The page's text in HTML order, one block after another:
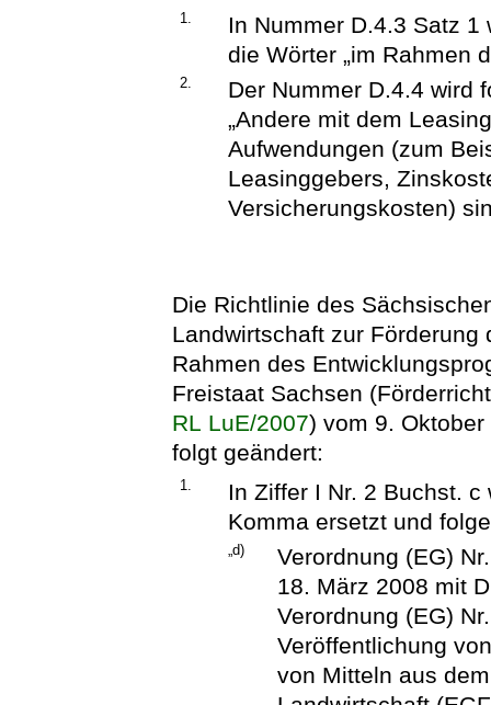
1.
In Nummer D.4.3 Satz 1
die Wörter „im Rahmen
2.
Der Nummer D.4.4 wird
„Andere mit dem
Aufwendungen (zum
Leasinggebers,
Versicherungskosten)
Die Richtlinie des
Landwirtschaft zur
Rahmen des
Freistaat Sachsen
RL LuE/2007) vom 9.
folgt geändert:
1.
In Ziffer I Nr. 2 Buchst.
Komma ersetzt und
„d)
Verordnung (EG)
18. März 2008 mit
Verordnung (EG)
Veröffentlichung
von Mitteln aus